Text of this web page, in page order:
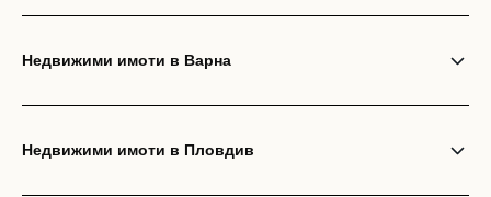
Недвижими имоти в Варна
Недвижими имоти в Пловдив